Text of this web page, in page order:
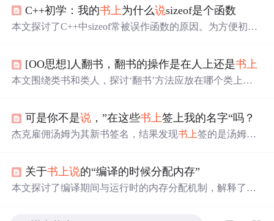
调用本类构造器。
C++初学：我的书上为什么说sizeof是个函数
本文探讨了C++中sizeof常被误作函数的原因。为方便初学
需头文件、可直接作用于类型，与函数有明显区别。
[OO思想]人翻书，翻书的操作是在人上还是书上
本文围绕类书和类人，探讨‘翻书’方法应放在哪个类上。
书、人信息及‘翻书’影响的情况，从状态变化角度分析‘翻
书’责任归属。
可是你不是说 ，”在这些书上签上我的名字“吗？
杰克雇佣汤姆为其新书签名，结果发现书上签的是汤姆的
关于书上说的“编译的时候分配内存”
本文探讨了编译期间与运行时的内存分配机制，解释了静